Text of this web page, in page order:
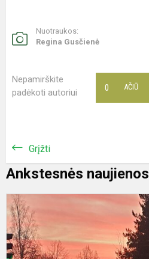
Nuotraukos:
Regina Gusčienė
Nepamirškite
padėkoti autoriui
AČIŪ
0
Grįžti
Ankstesnės naujienos